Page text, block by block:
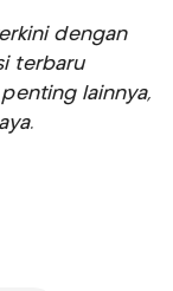
dengan
terbaru
lainnya,